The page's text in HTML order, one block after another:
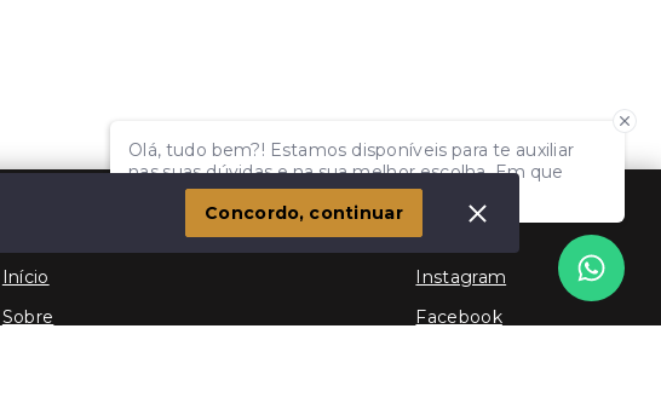
Início
Sobre
Social
Instagram
Facebook
Olá, tudo bem?! Estamos disponíveis para te auxiliar
nas suas dúvidas e na sua melhor escolha. Em que
podemos ajudar?
Concordo, continuar